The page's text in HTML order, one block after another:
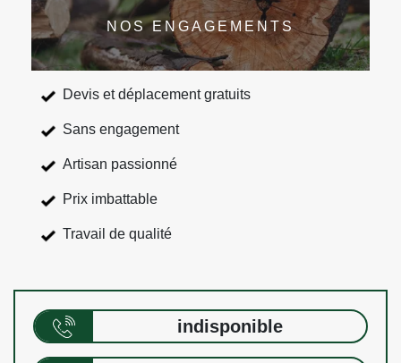
NOS ENGAGEMENTS
Devis et déplacement gratuits
Sans engagement
Artisan passionné
Prix imbattable
Travail de qualité
indisponible